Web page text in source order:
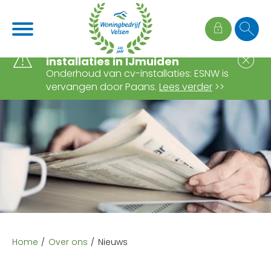
Naar hoofdinhoud
Naar hoofdnavigatiemenu
Naar zoeken
Naar de homepage
Ga naar Hoofd
Wijziging onderhoud cv-
installaties in IJmuiden
Onderhoud van cv-installaties: ESNW is
vervangen door Paans. Lees verder >>
Home Over ons Nieuws